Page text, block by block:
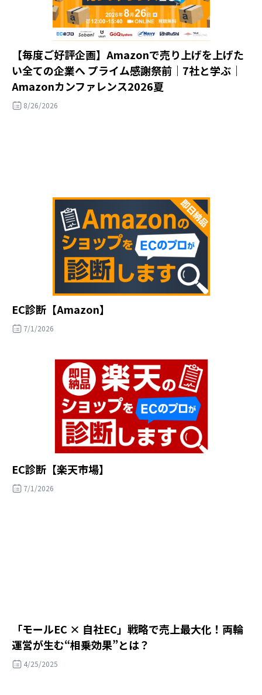
【毎度ご好評企画】Amazonで売り上げを上げた
い全ての企業へ プライム感謝祭前｜7社と学ぶ｜
Amazonカンファレンス2026夏
8/26/2026
EC診断【Amazon】
7/1/2026
EC診断【楽天市場】
7/1/2026
「モールEC × 自社EC」戦略で売上最大化！両輪
運営が生む“相乗効果”とは？
4/25/2025